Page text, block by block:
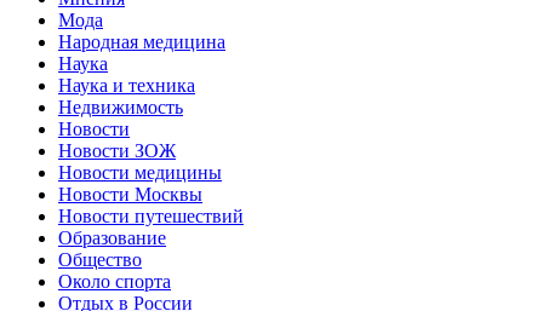
Мода
Народная медицина
Наука
Наука и техника
Недвижимость
Новости
Новости ЗОЖ
Новости медицины
Новости Москвы
Новости путешествий
Образование
Общество
Около спорта
Отдых в России